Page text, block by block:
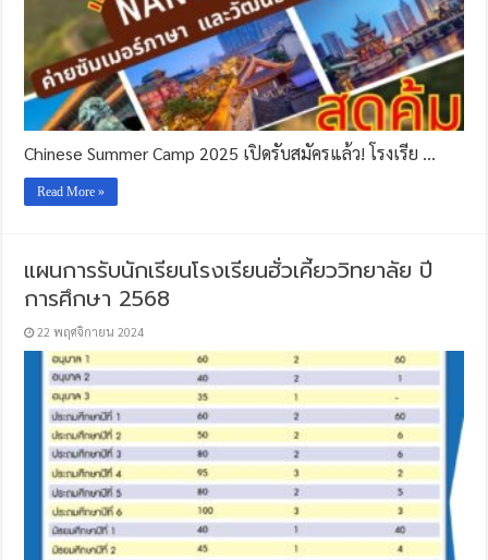
Chinese Summer Camp 2025 เปิดรับสมัครแล้ว! โรงเรีย …
Read More »
แผนการรับนักเรียนโรงเรียนฮั่วเคี้ยววิทยาลัย ปี
การศึกษา 2568
22 พฤศจิกายน 2024